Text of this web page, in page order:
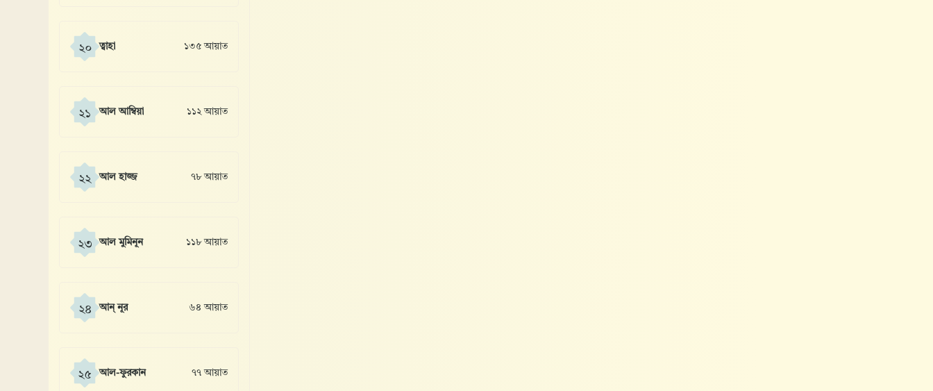
২০ ত্বাহা ১৩৫ আয়াত
২১ আল আম্বিয়া ১১২ আয়াত
২২ আল হাজ্জ ৭৮ আয়াত
২৩ আল মুমিনূন ১১৮ আয়াত
২৪ আন্ নূর ৬৪ আয়াত
২৫ আল-ফুরকান ৭৭ আয়াত